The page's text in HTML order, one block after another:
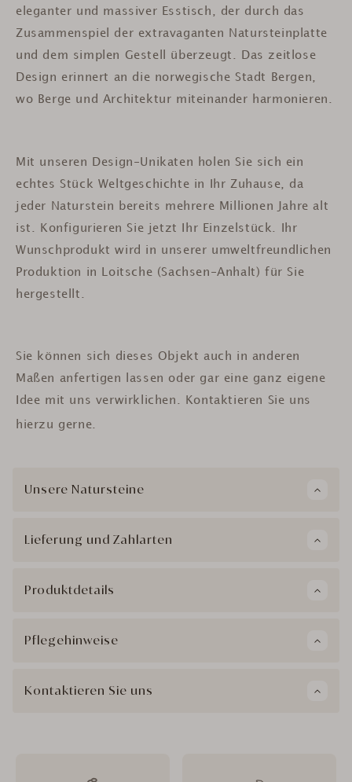
eleganter und massiver Esstisch, der durch das
Zusammenspiel der extravaganten Natursteinplatte
und dem simplen Gestell überzeugt. Das zeitlose
Design erinnert an die norwegische Stadt Bergen,
wo Berge und Architektur miteinander harmonieren.
Mit unseren Design-Unikaten holen Sie sich ein
echtes Stück Weltgeschichte in Ihr Zuhause, da
jeder Naturstein bereits mehrere Millionen Jahre alt
ist.
Konfigurieren Sie jetzt Ihr Einzelstück. Ihr
Wunschprodukt wird in unserer umweltfreundlichen
Produktion in Loitsche (Sachsen-Anhalt) für Sie
hergestellt.
Sie können sich dieses Objekt auch in anderen
Maßen anfertigen lassen oder gar eine ganz eigene
Idee mit uns verwirklichen. Kontaktieren Sie uns
hierzu gerne.
Unsere Natursteine
Lieferung und Zahlarten
Produktdetails
Pflegehinweise
Kontaktieren Sie uns